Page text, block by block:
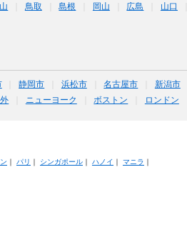
鳥取 島根 岡山 広島 山口
静岡市 浜松市 名古屋市 新潟市
ニューヨーク ボストン ロンドン
パリ シンガポール｜ ハノイ マニラ